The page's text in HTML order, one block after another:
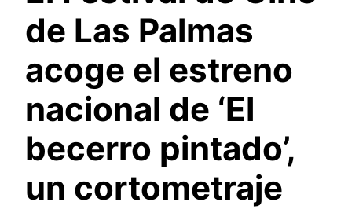
de Las Palmas
acoge el estreno
nacional de ‘El
becerro pintado’,
un cortometraje